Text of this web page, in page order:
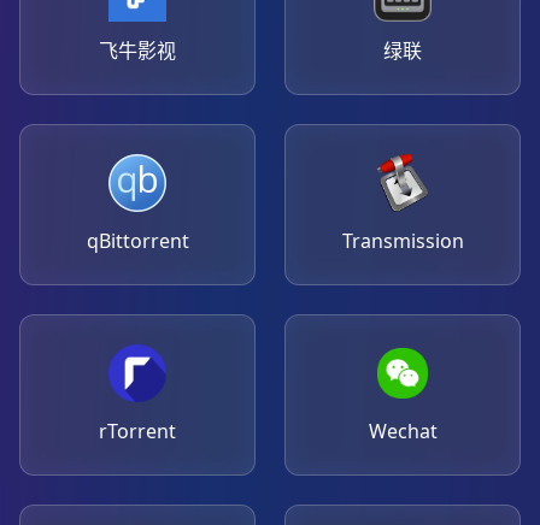
飞牛影视 绿联
qBittorrent Transmission
rTorrent Wechat